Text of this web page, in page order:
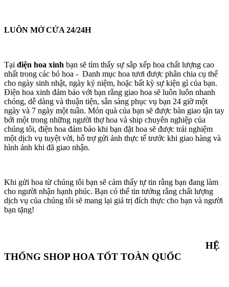
LUÔN MỞ CỬA 24/24H
Tại điện hoa xinh bạn sẽ tìm thấy sự sắp xếp hoa chất lượng cao
nhất trong các bó hoa - Danh mục hoa tươi được phân chia cụ thể
cho ngày sinh nhật, ngày kỷ niệm, hoặc bất kỳ sự kiện gì của bạn.
Điện hoa xinh đảm bảo với bạn rằng giao hoa sẽ luôn luôn nhanh
chóng, dễ dàng và thuận tiện, sẵn sàng phục vụ bạn 24 giờ một
ngày và 7 ngày một tuần. Món quà của bạn sẽ được bàn giao tận tay
bởi một trong những người thợ hoa và ship chuyên nghiệp của
chúng tôi, điện hoa đảm bảo khi bạn đặt hoa sẽ được trải nghiệm
một dịch vụ tuyệt vời, hỗ trợ gửi ảnh thực tế trước khi giao hàng và
hình ảnh khi đã giao nhận.
Khi gửi hoa từ chúng tôi bạn sẽ cảm thấy tự tin rằng bạn đang làm
cho người nhận hạnh phúc. Bạn có thể tin tưởng rằng chất lượng
dịch vụ của chúng tôi sẽ mang lại giá trị đích thực cho bạn và người
bạn tặng!
HỆ
THỐNG SHOP HOA TỐT TOÀN QUỐC